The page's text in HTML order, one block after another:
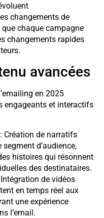
changements de
chaque campagne
changements rapides
avancées
en 2025
engageants et interactifs
: Création de narratifs
d’audience,
histoires qui résonnent
des destinataires.
de vidéos
en temps réel aux
une expérience
l’email.